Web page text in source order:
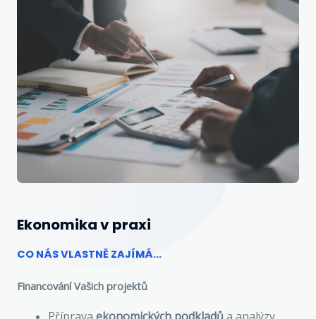
Ekonomika v praxi
CO NÁS VLASTNĚ ZAJÍMÁ...
Financování Vašich projektů